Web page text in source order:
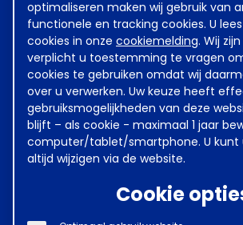
optimaliseren maken wij gebruik van
functionele en tracking cookies. U
cookies in onze cookiemelding. Wij
verplicht u toestemming te vragen
cookies te gebruiken omdat wij
over u verwerken. Uw keuze heeft
gebruiksmogelijkheden van deze
blijft – als cookie - maximaal 1 jaar
computer/tablet/smartphone. U kunt
altijd wijzigen via de website.
Cookie
D
0,25%
0,5%
10 cao-akkoorden.